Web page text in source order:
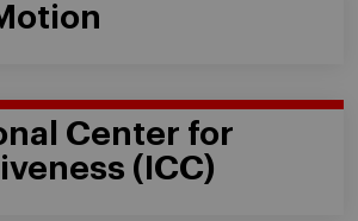
Center for
(ICC)